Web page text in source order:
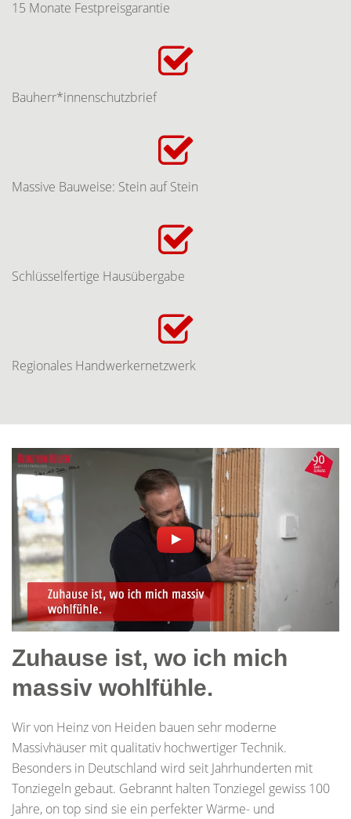
15 Monate Festpreisgarantie
Bauherr*innenschutzbrief
Massive Bauweise: Stein auf Stein
Schlüsselfertige Hausübergabe
Regionales Handwerkernetzwerk
Zuhause ist, wo ich mich
massiv wohlfühle.
Wir von Heinz von Heiden bauen sehr moderne
Massivhäuser mit qualitativ hochwertiger Technik.
Besonders in Deutschland wird seit Jahrhunderten mit
Tonziegeln gebaut. Gebrannt halten Tonziegel gewiss 100
Jahre, on top sind sie ein perfekter Wärme- und